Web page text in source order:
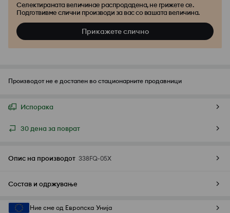
Селектираната величинае распродадена, не грижете се.
Подготвивме слични производи за вас со вашата величина.
Прикажете слично
Производот не е достапен во стационарните продавници
Испорака
30 дена за поврат
Опис на производот 338FQ-05X
Состав и одржување
Ние сме од Европска Унија